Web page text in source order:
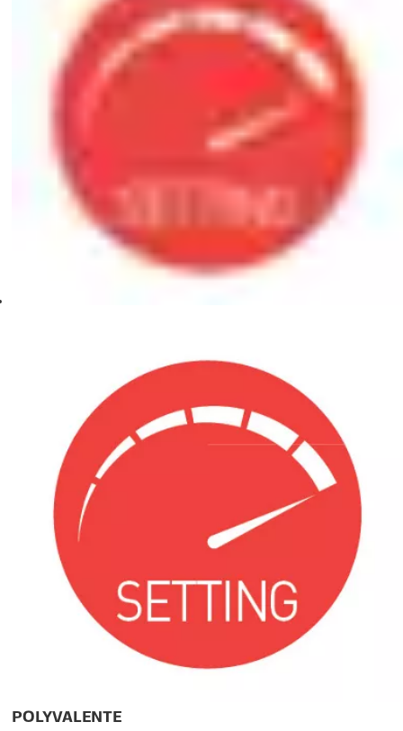
POLYVALENTE